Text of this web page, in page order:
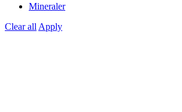
Mineraler
Clear all Apply